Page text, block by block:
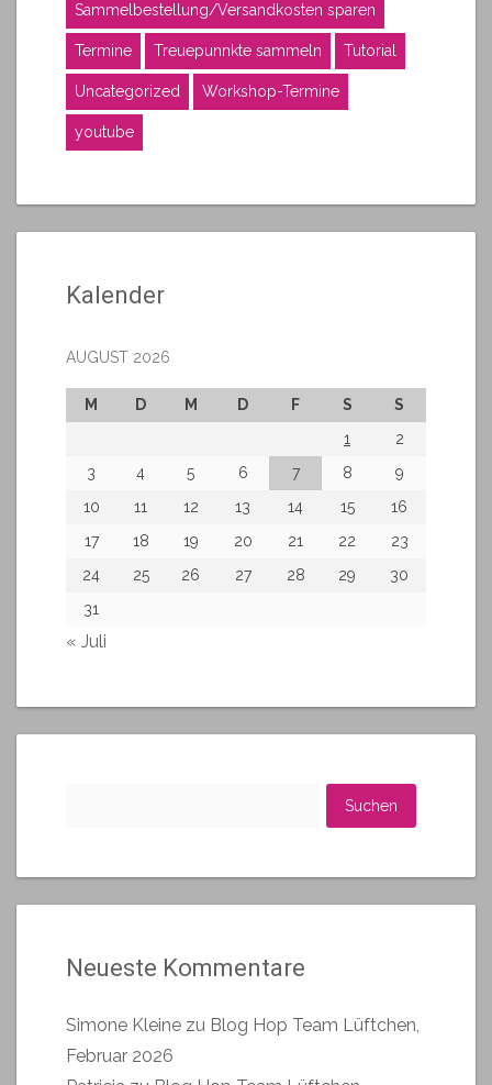
Sammelbestellung/Versandkosten sparen
Termine Treuepunnkte sammeln Tutorial
Uncategorized Workshop-Termine
youtube
Kalender
AUGUST 2026
M D M D F S
S
1
2
3
4 5 6 7 8
9
10
11 12 13 14 15
16
17
18 19 20 21 22
23
24
25 26 27 28 29
30
31
« Juli
Neueste Kommentare
Simone Kleine zu Blog Hop Team Lüftchen,
Februar 2026